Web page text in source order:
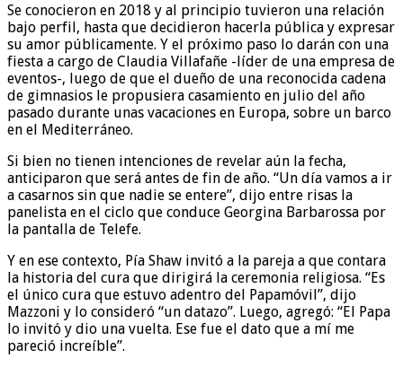
Se conocieron en 2018 y al principio tuvieron una relación
bajo perfil, hasta que decidieron hacerla pública y expresar
su amor públicamente. Y el próximo paso lo darán con una
fiesta a cargo de Claudia Villafañe -líder de una empresa de
eventos-, luego de que el dueño de una reconocida cadena
de gimnasios le propusiera casamiento en julio del año
pasado durante unas vacaciones en Europa, sobre un barco
en el Mediterráneo.
Si bien no tienen intenciones de revelar aún la fecha,
anticiparon que será antes de fin de año. “Un día vamos a ir
a casarnos sin que nadie se entere”, dijo entre risas la
panelista en el ciclo que conduce Georgina Barbarossa por
la pantalla de Telefe.
Y en ese contexto, Pía Shaw invitó a la pareja a que contara
la historia del cura que dirigirá la ceremonia religiosa. “Es
el único cura que estuvo adentro del Papamóvil”, dijo
Mazzoni y lo consideró “un datazo”. Luego, agregó: “El Papa
lo invitó y dio una vuelta. Ese fue el dato que a mí me
pareció increíble”.